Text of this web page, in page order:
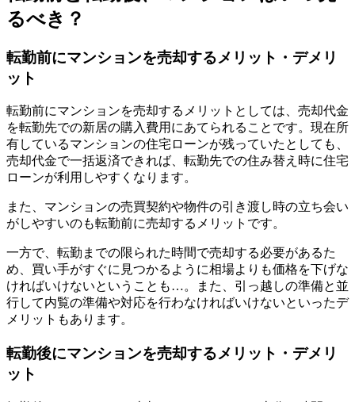
るべき？
転勤前にマンションを売却するメリット・デメリ
ット
転勤前にマンションを売却するメリットとしては、売却代金
を転勤先での新居の購入費用にあてられることです。現在所
有しているマンションの住宅ローンが残っていたとしても、
売却代金で一括返済できれば、転勤先での住み替え時に住宅
ローンが利用しやすくなります。
また、マンションの売買契約や物件の引き渡し時の立ち会い
がしやすいのも転勤前に売却するメリットです。
一方で、転勤までの限られた時間で売却する必要があるた
め、買い手がすぐに見つかるように相場よりも価格を下げな
ければいけないということも…。また、引っ越しの準備と並
行して内覧の準備や対応を行わなければいけないといったデ
メリットもあります。
転勤後にマンションを売却するメリット・デメリ
ット